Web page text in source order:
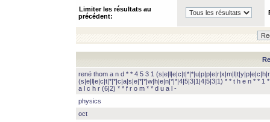
Limiter les résultats au
précédent:
rené thom a n d * * 4 5 3 1
(s|e|l|e|c|t|*|*|c|a|s|e|*|*|w|h|e|n|*|*|4|5|3|1|4|5|3|1) * * t h e n * * 1
a l c h r (6|2) * * f r o m * * d u a l -
physics
oct